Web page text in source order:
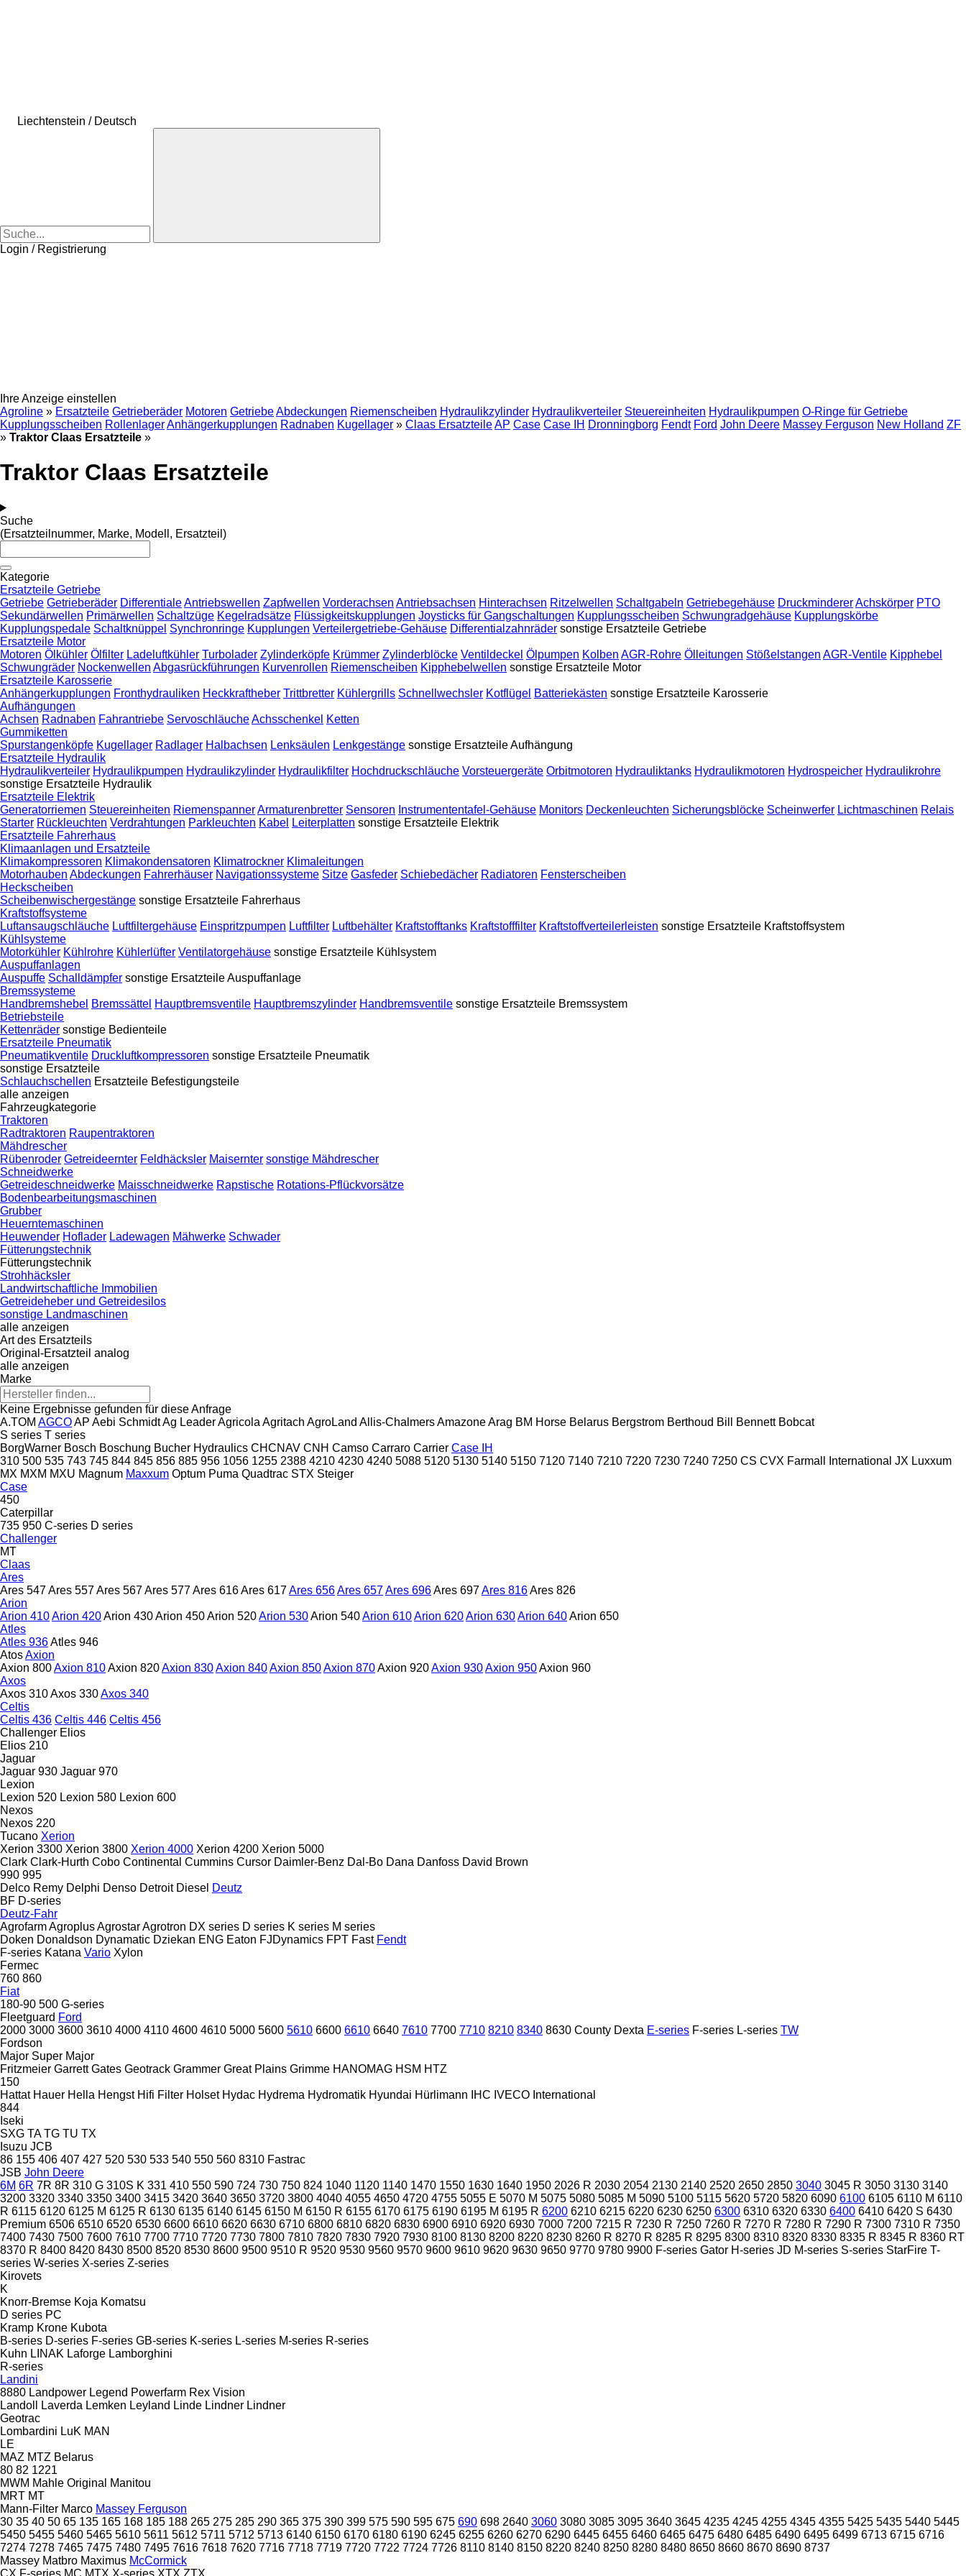
Liechtenstein / Deutsch
Login / Registrierung
Ihre Anzeige einstellen
Agroline » Ersatzteile Getrieberäder Motoren GetriebeAbdeckungen Riemenscheiben Hydraulikzylinder Hydraulikverteiler Steuereinheiten Hydraulikpumpen O-Ringe für Getriebe
Kupplungsscheiben RollenlagerAnhängerkupplungen Radnaben Kugellager » Claas ErsatzteileAP Case Case IH Dronningborg Fendt Ford John Deere Massey Ferguson New Holland ZF
» Traktor Claas Ersatzteile »
Traktor Claas Ersatzteile
Suche
(Ersatzteilnummer, Marke, Modell, Ersatzteil)
Kategorie
Ersatzteile Getriebe
Getriebe Getrieberäder DifferentialeAntriebswellen Zapfwellen Vorderachsen Antriebsachsen Hinterachsen Ritzelwellen Schaltgabeln Getriebegehäuse DruckmindererAchskörper PTO
Sekundärwellen Primärwellen Schaltzüge Kegelradsätze Flüssigkeitskupplungen Joysticks für Gangschaltungen Kupplungsscheiben Schwungradgehäuse Kupplungskörbe
Kupplungspedale Schaltknüppel Synchronringe Kupplungen Verteilergetriebe-Gehäuse Differentialzahnräder sonstige Ersatzteile Getriebe
Ersatzteile Motor
Motoren Ölkühler Ölfilter Ladeluftkühler Turbolader Zylinderköpfe Krümmer Zylinderblöcke Ventildeckel Ölpumpen Kolben AGR-Rohre Ölleitungen Stößelstangen AGR-Ventile Kipphebel
Schwungräder Nockenwellen Abgasrückführungen Kurvenrollen Riemenscheiben Kipphebelwellen sonstige Ersatzteile Motor
Ersatzteile Karosserie
Anhängerkupplungen Fronthydrauliken Heckkraftheber Trittbretter Kühlergrills Schnellwechsler Kotflügel Batteriekästen sonstige Ersatzteile Karosserie
Aufhängungen
Achsen Radnaben Fahrantriebe ServoschläucheAchsschenkel Ketten
Gummiketten
Spurstangenköpfe Kugellager Radlager Halbachsen Lenksäulen Lenkgestänge sonstige Ersatzteile Aufhängung
Ersatzteile Hydraulik
Hydraulikverteiler Hydraulikpumpen Hydraulikzylinder Hydraulikfilter Hochdruckschläuche Vorsteuergeräte Orbitmotoren Hydrauliktanks Hydraulikmotoren Hydrospeicher Hydraulikrohre
sonstige Ersatzteile Hydraulik
Ersatzteile Elektrik
Generatorriemen Steuereinheiten RiemenspannerArmaturenbretter Sensoren Instrumententafel-Gehäuse Monitors Deckenleuchten Sicherungsblöcke Scheinwerfer Lichtmaschinen Relais
Starter Rückleuchten Verdrahtungen Parkleuchten Kabel Leiterplatten sonstige Ersatzteile Elektrik
Ersatzteile Fahrerhaus
Klimaanlagen und Ersatzteile
Klimakompressoren Klimakondensatoren Klimatrockner Klimaleitungen
Motorhauben Abdeckungen Fahrerhäuser Navigationssysteme Sitze Gasfeder Schiebedächer Radiatoren Fensterscheiben
Heckscheiben
Scheibenwischergestänge sonstige Ersatzteile Fahrerhaus
Kraftstoffsysteme
Luftansaugschläuche Luftfiltergehäuse Einspritzpumpen Luftfilter Luftbehälter Kraftstofftanks Kraftstofffilter Kraftstoffverteilerleisten sonstige Ersatzteile Kraftstoffsystem
Kühlsysteme
Motorkühler Kühlrohre Kühlerlüfter Ventilatorgehäuse sonstige Ersatzteile Kühlsystem
Auspuffanlagen
Auspuffe Schalldämpfer sonstige Ersatzteile Auspuffanlage
Bremssysteme
Handbremshebel Bremssättel Hauptbremsventile Hauptbremszylinder Handbremsventile sonstige Ersatzteile Bremssystem
Betriebsteile
Kettenräder sonstige Bedienteile
Ersatzteile Pneumatik
Pneumatikventile Druckluftkompressoren sonstige Ersatzteile Pneumatik
sonstige Ersatzteile
Schlauchschellen Ersatzteile Befestigungsteile
alle anzeigen
Fahrzeugkategorie
Traktoren
Radtraktoren Raupentraktoren
Mähdrescher
Rübenroder Getreideernter Feldhäcksler Maisernter sonstige Mähdrescher
Schneidwerke
Getreideschneidwerke Maisschneidwerke Rapstische Rotations-Pflückvorsätze
Bodenbearbeitungsmaschinen
Grubber
Heuerntemaschinen
Heuwender Hoflader Ladewagen Mähwerke Schwader
Fütterungstechnik
Fütterungstechnik
Strohhäcksler
Landwirtschaftliche Immobilien
Getreideheber und Getreidesilos
sonstige Landmaschinen
alle anzeigen
Art des Ersatzteils
Original-Ersatzteil analog
alle anzeigen
Marke
Keine Ergebnisse gefunden für diese Anfrage
A.TOM AGCOAP Aebi SchmidtAg LeaderAgricola Agritach AgroLand Allis-ChalmersAmazoneArag BM Horse Belarus Bergstrom Berthoud Bill Bennett Bobcat
S series T series
BorgWarner Bosch Boschung Bucher Hydraulics CHCNAV CNH Camso Carraro Carrier Case IH
310 500 535 743 745 844 845 856 885 956 1056 1255 2388 4210 4230 4240 5088 5120 5130 5140 5150 7120 7140 7210 7220 7230 7240 7250 CS CVX Farmall International JX Luxxum
MX MXM MXU Magnum Maxxum Optum Puma Quadtrac STX Steiger
Case
450
Caterpillar
735 950 C-series D series
Challenger
MT
Claas
Ares
Ares 547Ares 557Ares 567Ares 577Ares 616Ares 617Ares 656Ares 657Ares 696Ares 697Ares 816Ares 826
Arion
Arion 410Arion 420Arion 430Arion 450Arion 520Arion 530Arion 540Arion 610Arion 620Arion 630Arion 640Arion 650
Atles
Atles 936Atles 946
AtosAxion
Axion 800Axion 810Axion 820Axion 830Axion 840Axion 850Axion 870Axion 920Axion 930Axion 950Axion 960
Axos
Axos 310Axos 330Axos 340
Celtis
Celtis 436 Celtis 446 Celtis 456
Challenger Elios
Elios 210
Jaguar
Jaguar 930 Jaguar 970
Lexion
Lexion 520 Lexion 580 Lexion 600
Nexos
Nexos 220
Tucano Xerion
Xerion 3300 Xerion 3800 Xerion 4000 Xerion 4200 Xerion 5000
Clark Clark-Hurth Cobo Continental Cummins Cursor Daimler-Benz Dal-Bo Dana Danfoss David Brown
990 995
Delco Remy Delphi Denso Detroit Diesel Deutz
BF D-series
Deutz-Fahr
AgrofarmAgroplusAgrostarAgrotron DX series D series K series M series
Doken Donaldson Dynamatic Dziekan ENG Eaton FJDynamics FPT Fast Fendt
F-series Katana Vario Xylon
Fermec
760 860
Fiat
180-90 500 G-series
Fleetguard Ford
2000 3000 3600 3610 4000 4110 4600 4610 5000 5600 5610 6600 6610 6640 7610 7700 7710 8210 8340 8630 County Dexta E-series F-series L-series TW
Fordson
Major Super Major
Fritzmeier Garrett Gates Geotrack Grammer Great Plains Grimme HANOMAG HSM HTZ
150
Hattat Hauer Hella Hengst Hifi Filter Holset Hydac Hydrema Hydromatik Hyundai Hürlimann IHC IVECO International
844
Iseki
SXG TA TG TU TX
Isuzu JCB
86 155 406 407 427 520 530 533 540 550 560 8310 Fastrac
JSB John Deere
6M 6R 7R 8R 310 G 310S K 331 410 550 590 724 730 750 824 1040 1120 1140 1470 1550 1630 1640 1950 2026 R 2030 2054 2130 2140 2520 2650 2850 3040 3045 R 3050 3130 3140
3200 3320 3340 3350 3400 3415 3420 3640 3650 3720 3800 4040 4055 4650 4720 4755 5055 E 5070 M 5075 5080 5085 M 5090 5100 5115 5620 5720 5820 6090 6100 6105 6110 M 6110
R 6115 6120 6125 M 6125 R 6130 6135 6140 6145 6150 M 6150 R 6155 6170 6175 6190 6195 M 6195 R 6200 6210 6215 6220 6230 6250 6300 6310 6320 6330 6400 6410 6420 S 6430
Premium 6506 6510 6520 6530 6600 6610 6620 6630 6710 6800 6810 6820 6830 6900 6910 6920 6930 7000 7200 7215 R 7230 R 7250 7260 R 7270 R 7280 R 7290 R 7300 7310 R 7350
7400 7430 7500 7600 7610 7700 7710 7720 7730 7800 7810 7820 7830 7920 7930 8100 8130 8200 8220 8230 8260 R 8270 R 8285 R 8295 8300 8310 8320 8330 8335 R 8345 R 8360 RT
8370 R 8400 8420 8430 8500 8520 8530 8600 9500 9510 R 9520 9530 9560 9570 9600 9610 9620 9630 9650 9770 9780 9900 F-series Gator H-series JD M-series S-series StarFire T-
series W-series X-series Z-series
Kirovets
K
Knorr-Bremse Koja Komatsu
D series PC
Kramp Krone Kubota
B-series D-series F-series GB-series K-series L-series M-series R-series
Kuhn LINAK Laforge Lamborghini
R-series
Landini
8880 Landpower Legend Powerfarm Rex Vision
Landoll
Laverda Lemken Leyland Linde Lindner Lindner
Geotrac
Lombardini LuK MAN
LE
MAZ MTZ Belarus
80 82 1221
MWM Mahle Original
Manitou
MRT MT
Mann-Filter Marco Massey Ferguson
30 35 40 50 65 135 165 168 185 188 265 275 285 290 365 375 390 399 575 590 595 675 690 698 2640 3060 3080 3085 3095 3640 3645 4235 4245 4255 4345 4355 5425 5435 5440 5445
5450 5455 5460 5465 5610 5611 5612 5711 5712 5713 6140 6150 6170 6180 6190 6245 6255 6260 6270 6290 6445 6455 6460 6465 6475 6480 6485 6490 6495 6499 6713 6715 6716
7274 7278 7465 7475 7480 7495 7616 7618 7620 7716 7718 7719 7720 7722 7724 7726 8110 8140 8150 8220 8240 8250 8280 8480 8650 8660 8670 8690 8737
Massey Matbro Maximus McCormick
CX F-series MC MTX X-series XTX ZTX